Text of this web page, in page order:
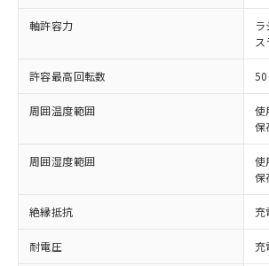
軸許容力
許容最高回転数
周囲温度範囲
使
保
周囲湿度範囲
使
保
絶縁抵抗 充
耐電圧 充
以下の条件をお読みいただき、同
本サービスは、当社制御機器
商品の当社在庫状況および
(税抜)を提供させていただ
当社制御機器事業取扱商品
本サービスの対象外となる
ことをご了承ください。
在庫状況および標準価格照
記載している更新日時点で
タに基づき作成されるもの
対応予定なし：EU RoHS指令（
非含有に非対応の商品で、対応品
調査・確認中：EU RoHS指令（10
非含有の対応状況を調査中また
商品です。
非該当品：ライセンス料など無
害物質有無と関係のない商品です
仕入先様の事情により、非含有部
いたものが、含有品と判明した
むを得ず変更することがあります
鉛(Pb) 1000ppm以下、 水銀(Hg)
※1 中国RoHS○×表
「○」：最大均質材料含有率が
基準値以下であることを示します
「×」：最大均質材料含有率が中
基準値を超えていることを示しま
「－」：未確認です。当社販売
い合わせください。
*中国RoHS10物質の基準値 (GB/T26572)：
当社は、これら貴社製品の
為替および外国貿易法に定
（以下｢規制貨物等」という
または国外への提供する場
国政府の輸出許可(または